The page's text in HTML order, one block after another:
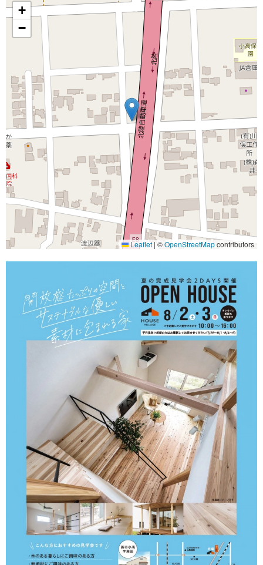
+
−
Leaflet | ©OpenStreetMapcontributors